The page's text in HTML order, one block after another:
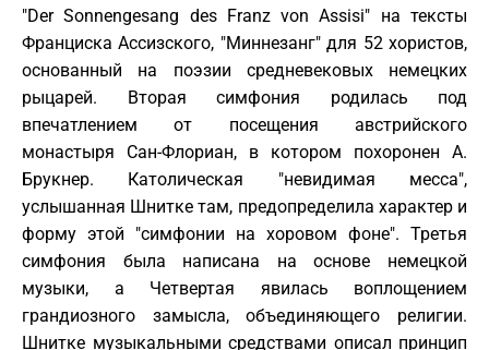
"Der Sonnengesang des Franz von Assisi" на тексты
Франциска Ассизского, "Миннезанг" для 52 хористов,
основанный на поэзии средневековых немецких
рыцарей. Вторая симфония родилась под
впечатлением от посещения австрийского
монастыря Сан-Флориан, в котором похоронен А.
Брукнер. Католическая "невидимая месса",
услышанная Шнитке там, предопределила характер и
форму этой "симфонии на хоровом фоне". Третья
симфония была написана на основе немецкой
музыки, а Четвертая явилась воплощением
грандиозного замысла, объединяющего религии.
Шнитке музыкальными средствами описал принцип